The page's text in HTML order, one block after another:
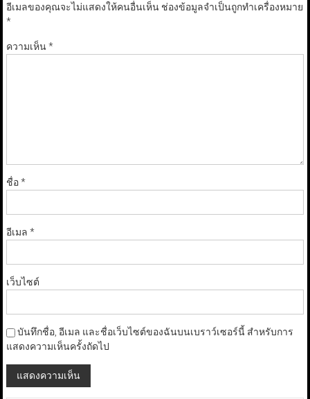
อีเมลของคุณจะไม่แสดงให้คนอื่นเห็น ช่องข้อมูลจำเป็นถูกทำเครื่องหมาย
*
ความเห็น*
ชื่อ*
อีเมล *
เว็บไซต์
บันทึกชื่อ, อีเมล และชื่อเว็บไซต์ของฉันบนเบราว์เซอร์นี้ สำหรับการ
แสดงความเห็นครั้งถัดไป